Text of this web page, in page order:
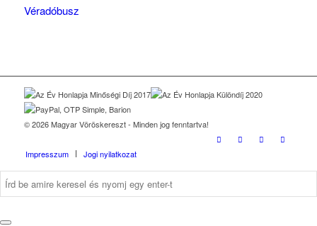
Véradóbusz
© 2026 Magyar Vöröskereszt - Minden jog fenntartva!
Impresszum Jogi nyilatkozat